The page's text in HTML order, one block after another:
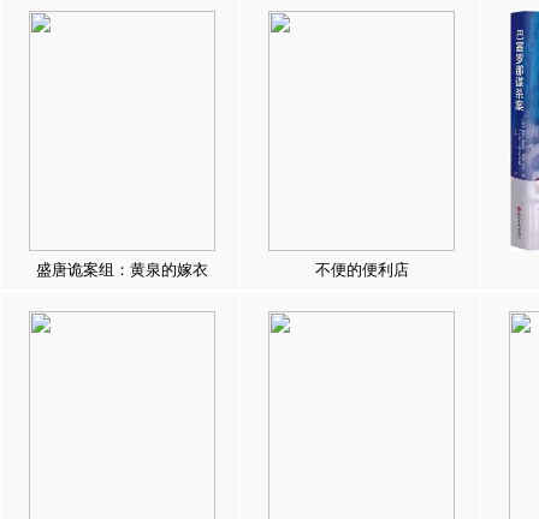
盛唐诡案组：黄泉的嫁衣 不便的便利店